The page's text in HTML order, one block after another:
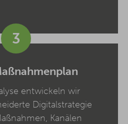
3
entwickeln wir
Digitalstrategie
Kanälen